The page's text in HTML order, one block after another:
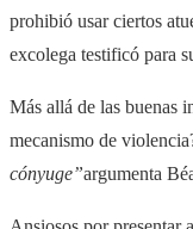
prohibió usar ciertos
excolega testificó para
Más allá de las buenas
mecanismo de
cónyuge”argumenta